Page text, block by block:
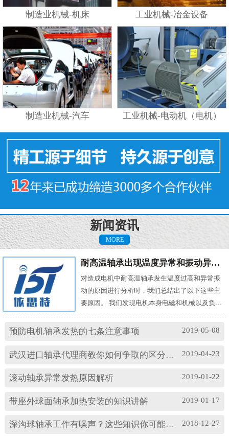
制造业机械-机床 工业机械-冶金设备
制造业机械-汽车 工业机械-电动机（电机）
新闻资讯
MORE
耐高温轴承出现温度异常和振动异常的原因有哪些？
对造成电机中耐高温轴承发生温度过高和异常振
动的原因进行分析时，我们总结出了以下这些主
要原因。 我们发现电机本身电磁和机械以及负载
振动产生影响。其中造成温度过高的原因主要
松；(3)轴承与轴套配合过松；(4)润滑油有杂质；
损坏等。 另外，造成耐高温轴承出现异常振...
2019-05-08
预防电机轴承发热的七条注意事项
2019-04-23
武汉进口轴承代理商教你如何争取的区分高速轴承和低速轴承
2019-01-22
滚动轴承异常发热原因解析
2019-01-17
带座外球面轴承加热安装的知识讲解
2018-12-27
深沟球轴承工作有噪声？这些知识你可能忽略了